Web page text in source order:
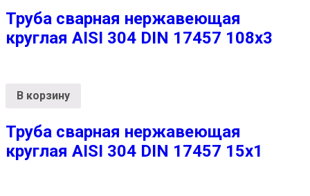
Труба сварная нержавеющая
круглая AISI 304 DIN 17457 108х3
В корзину
Труба сварная нержавеющая
круглая AISI 304 DIN 17457 15х1